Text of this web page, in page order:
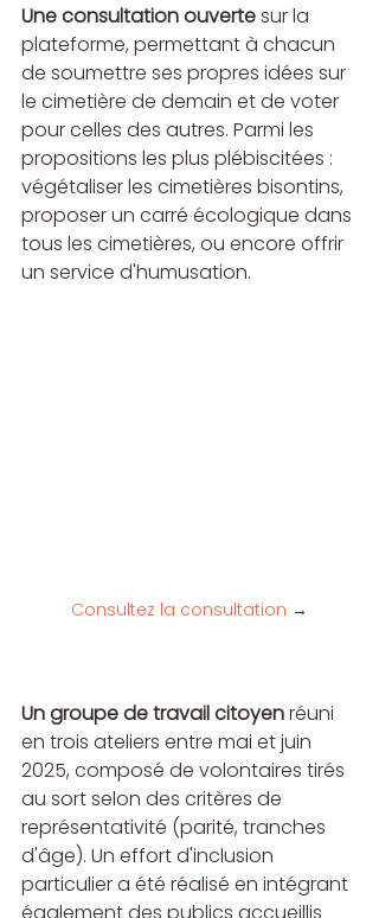
Une consultation ouverte sur la
plateforme, permettant à chacun
de soumettre ses propres idées sur
le cimetière de demain et de voter
pour celles des autres. Parmi les
propositions les plus plébiscitées :
végétaliser les cimetières bisontins,
proposer un carré écologique dans
tous les cimetières, ou encore offrir
un service d'humusation.
Consultez la consultation →
Un groupe de travail citoyen réuni
en trois ateliers entre mai et juin
2025, composé de volontaires tirés
au sort selon des critères de
représentativité (parité, tranches
d'âge). Un effort d'inclusion
particulier a été réalisé en intégrant